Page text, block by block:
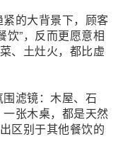
的大背景下，顾客
饮”，反而更愿意相
、土灶火，都比虚
滤镜：木屋、石
张木桌，都是天然
区别于其他餐饮的